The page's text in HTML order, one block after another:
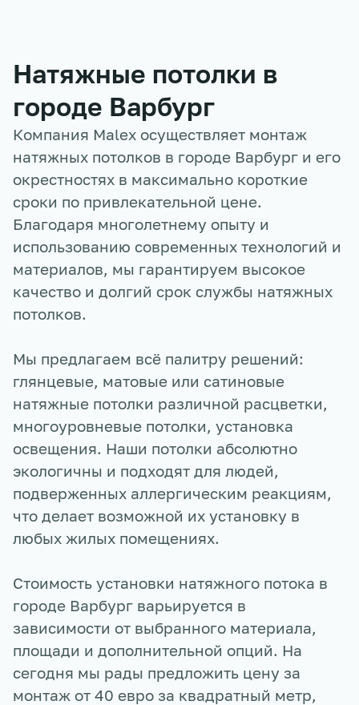
Натяжные потолки в
городе Варбург
Компания Malex осуществляет монтаж
натяжных потолков в городе Варбург и его
окрестностях в максимально короткие
сроки по привлекательной цене.
Благодаря многолетнему опыту и
использованию современных технологий и
материалов, мы гарантируем высокое
качество и долгий срок службы натяжных
потолков.
Мы предлагаем всё палитру решений:
глянцевые, матовые или сатиновые
натяжные потолки различной расцветки,
многоуровневые потолки, установка
освещения. Наши потолки абсолютно
экологичны и подходят для людей,
подверженных аллергическим реакциям,
что делает возможной их установку в
любых жилых помещениях.
Стоимость установки натяжного потока в
городе Варбург варьируется в
зависимости от выбранного материала,
площади и дополнительной опций. На
сегодня мы рады предложить цену за
монтаж от 40 евро за квадратный метр,